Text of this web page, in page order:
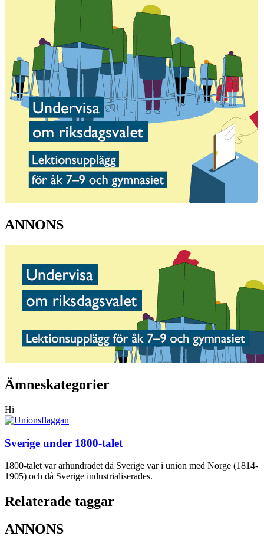
ANNONS
Ämneskategorier
Hi
Sverige under 1800-talet
1800-talet var århundradet då Sverige var i union med Norge (1814-
1905) och då Sverige industrialiserades.
Relaterade taggar
ANNONS